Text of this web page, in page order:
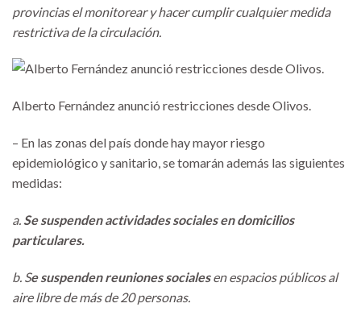
provincias el monitorear y hacer cumplir cualquier medida
restrictiva de la circulación.
Alberto Fernández anunció restricciones desde Olivos.
– En las zonas del país donde hay mayor riesgo
epidemiológico y sanitario, se tomarán además las siguientes
medidas:
a.Se suspenden actividades sociales en domicilios
particulares.
b. Se suspenden reuniones socialesen espacios públicos al
aire libre de más de 20 personas.